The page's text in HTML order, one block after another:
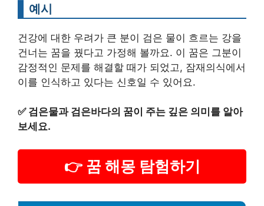
예시
건강에 대한 우려가 큰 분이 검은 물이 흐르는 강을
건너는 꿈을 꿨다고 가정해 볼까요. 이 꿈은 그분이
감정적인 문제를 해결할 때가 되었고, 잠재의식에서
이를 인식하고 있다는 신호일 수 있어요.
✅ 검은물과 검은바다의 꿈이 주는 깊은 의미를 알아
보세요.
👉 꿈 해몽 탐험하기